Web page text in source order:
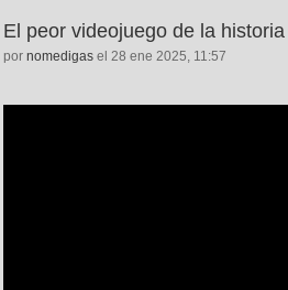
El peor videojuego de la historia
por nomedigas el 28 ene 2025, 11:57